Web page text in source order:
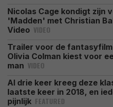
Nicolas Cage kondigt zijn
'Madden' met Christian
Video VIDEO
Trailer voor de
Olivia Colman kiest voor
man VIDEO
Al drie keer kreeg deze
laatste keer in 2018, en
pijnlijk FEATURED